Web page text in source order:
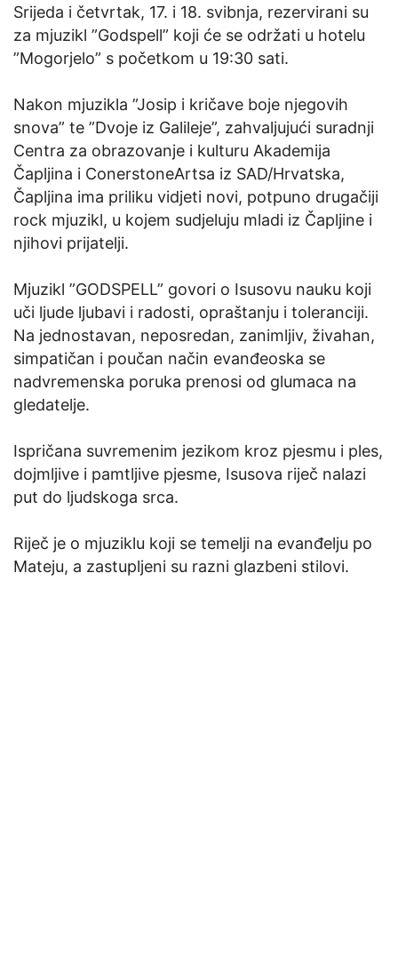
Srijeda i četvrtak, 17. i 18. svibnja, rezervirani su
za mjuzikl ”Godspell” koji će se održati u hotelu
”Mogorjelo” s početkom u 19:30 sati.
Nakon mjuzikla ”Josip i kričave boje njegovih
snova” te ”Dvoje iz Galileje”, zahvaljujući suradnji
Centra za obrazovanje i kulturu Akademija
Čapljina i ConerstoneArtsa iz SAD/Hrvatska,
Čapljina ima priliku vidjeti novi, potpuno drugačiji
rock mjuzikl, u kojem sudjeluju mladi iz Čapljine i
njihovi prijatelji.
Mjuzikl ”GODSPELL” govori o Isusovu nauku koji
uči ljude ljubavi i radosti, opraštanju i toleranciji.
Na jednostavan, neposredan, zanimljiv, živahan,
simpatičan i poučan način evanđeoska se
nadvremenska poruka prenosi od glumaca na
gledatelje.
Ispričana suvremenim jezikom kroz pjesmu i ples,
dojmljive i pamtljive pjesme, Isusova riječ nalazi
put do ljudskoga srca.
Riječ je o mjuziklu koji se temelji na evanđelju po
Mateju, a zastupljeni su razni glazbeni stilovi.